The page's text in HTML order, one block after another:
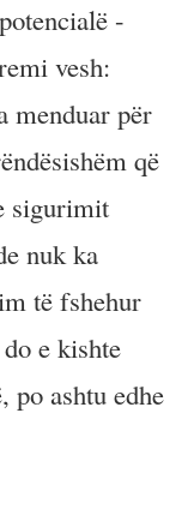
-
vesh:
menduar për
që
sigurimit
nuk ka
të fshehur
e kishte
po ashtu edhe